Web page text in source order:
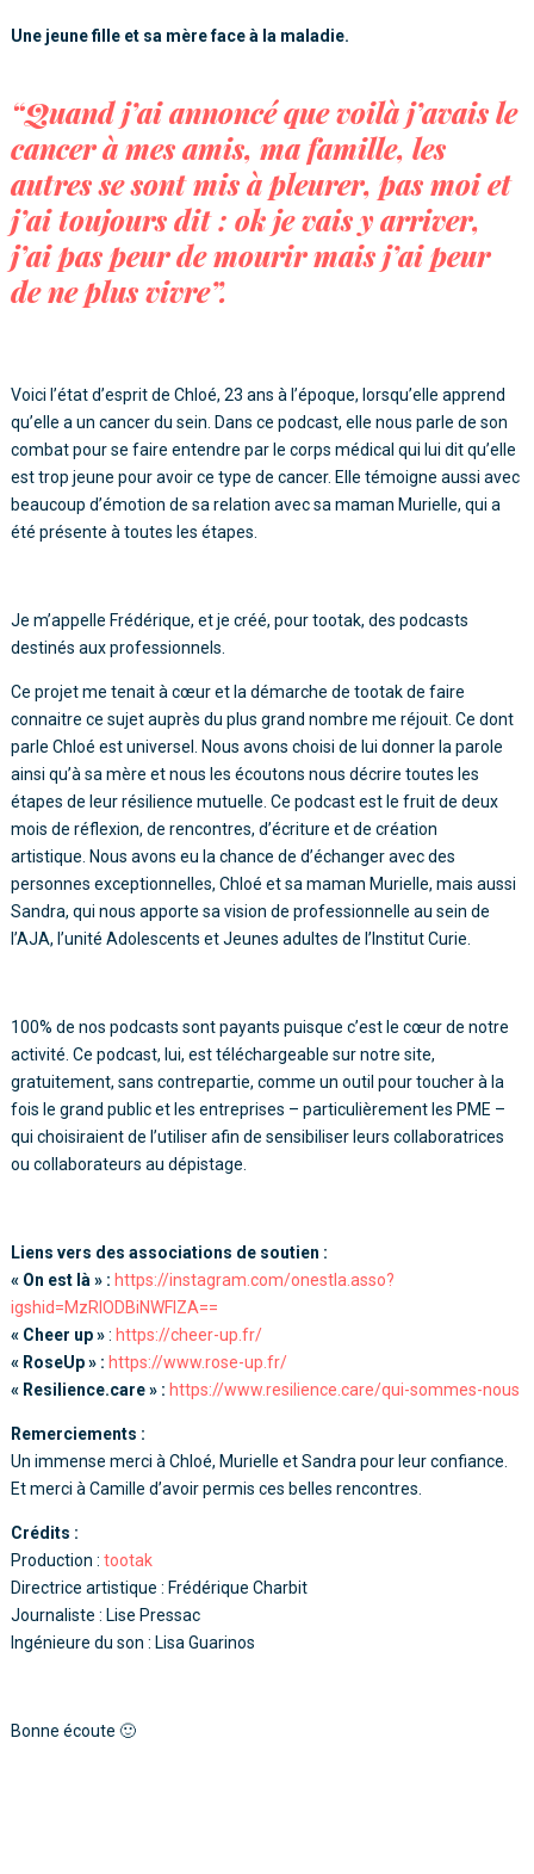
Une jeune fille et sa mère face à la maladie.
“Quand j’ai annoncé que voilà j’avais le
cancer à mes amis, ma famille, les
autres se sont mis à pleurer, pas moi et
j’ai toujours dit : ok je vais y arriver,
j’ai pas peur de mourir mais j’ai peur
de ne plus vivre”.
Voici l’état d’esprit de Chloé, 23 ans à l’époque, lorsqu’elle apprend
qu’elle a un cancer du sein. Dans ce podcast, elle nous parle de son
combat pour se faire entendre par le corps médical qui lui dit qu’elle
est trop jeune pour avoir ce type de cancer. Elle témoigne aussi avec
beaucoup d’émotion de sa relation avec sa maman Murielle, qui a
été présente à toutes les étapes.
Je m’appelle Frédérique, et je créé, pour tootak, des podcasts
destinés aux professionnels.
Ce projet me tenait à cœur et la démarche de tootak de faire
connaitre ce sujet auprès du plus grand nombre me réjouit. Ce dont
parle Chloé est universel. Nous avons choisi de lui donner la parole
ainsi qu’à sa mère et nous les écoutons nous décrire toutes les
étapes de leur résilience mutuelle. Ce podcast est le fruit de deux
mois de réflexion, de rencontres, d’écriture et de création
artistique. Nous avons eu la chance de d’échanger avec des
personnes exceptionnelles, Chloé et sa maman Murielle, mais aussi
Sandra, qui nous apporte sa vision de professionnelle au sein de
l’AJA, l’unité Adolescents et Jeunes adultes de l’Institut Curie.
100% de nos podcasts sont payants puisque c’est le cœur de notre
activité. Ce podcast, lui, est téléchargeable sur notre site,
gratuitement, sans contrepartie, comme un outil pour toucher à la
fois le grand public et les entreprises – particulièrement les PME –
qui choisiraient de l’utiliser afin de sensibiliser leurs collaboratrices
ou collaborateurs au dépistage.
Liens vers des associations de soutien :
« On est là » : https://instagram.com/onestla.asso?
igshid=MzRlODBiNWFlZA==
« Cheer up »: https://cheer-up.fr/
« RoseUp » : https://www.rose-up.fr/
« Resilience.care » : https://www.resilience.care/qui-sommes-nous
Remerciements :
Un immense merci à Chloé, Murielle et Sandra pour leur confiance.
Et merci à Camille d’avoir permis ces belles rencontres.
Crédits :
Production : tootak
Directrice artistique : Frédérique Charbit
Journaliste : Lise Pressac
Ingénieure du son : Lisa Guarinos
Bonne écoute 🙂